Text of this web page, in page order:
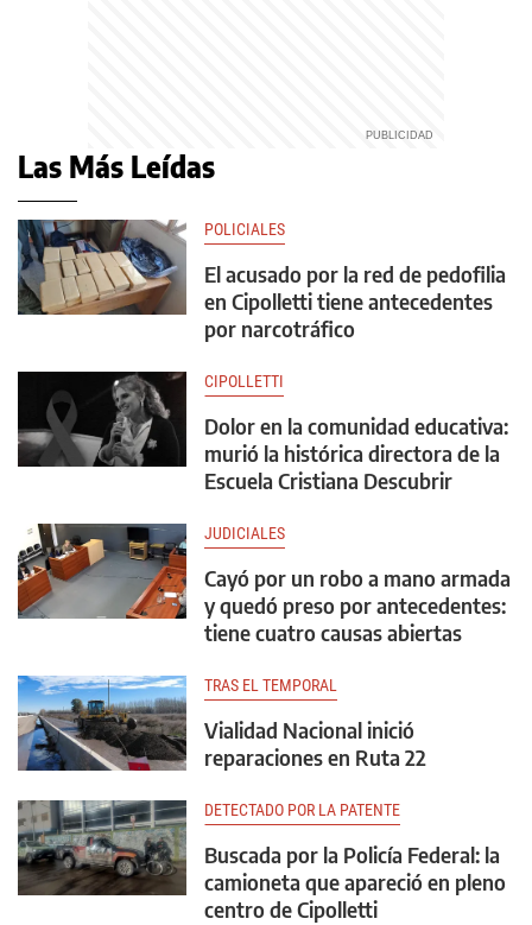
Las Más Leídas
POLICIALES
El acusado por la red de pedofilia
en Cipolletti tiene antecedentes
por narcotráfico
CIPOLLETTI
Dolor en la comunidad educativa:
murió la histórica directora de la
Escuela Cristiana Descubrir
JUDICIALES
Cayó por un robo a mano armada
y quedó preso por antecedentes:
tiene cuatro causas abiertas
TRAS EL TEMPORAL
Vialidad Nacional inició
reparaciones en Ruta 22
DETECTADO POR LA PATENTE
Buscada por la Policía Federal: la
camioneta que apareció en pleno
centro de Cipolletti